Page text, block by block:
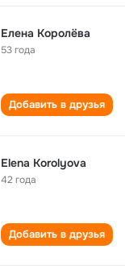
Елена Королëва
53 года
Добавить в друзья
Elena Korolyova
42 года
Добавить в друзья